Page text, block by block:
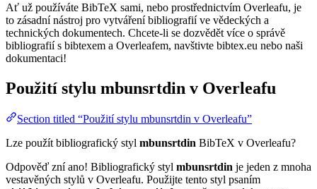
Ať už používáte BibTeX sami, nebo prostřednictvím Overleafu, je
to zásadní nástroj pro vytváření bibliografií ve vědeckých a
technických dokumentech. Chcete-li se dozvědět více o správě
bibliografií s bibtexem a Overleafem, navštivte bibtex.eu nebo naši
dokumentaci!
Použití stylu mbunsrtdin v Overleafu
Section titled “Použití stylu mbunsrtdin v Overleafu”
Lze použít bibliografický styl mbunsrtdin BibTeX v Overleafu?
Odpověď zní ano! Bibliografický styl mbunsrtdin je jeden z mnoha
vestavěných stylů v Overleafu. Použijte tento styl psaním